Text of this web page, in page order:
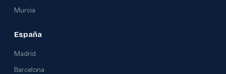
Murcia
España
Madrid
Barcelona